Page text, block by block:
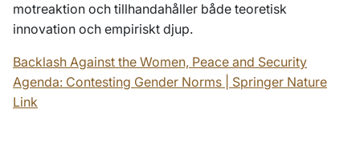
motreaktion och tillhandahåller både teoretisk
innovation och empiriskt djup.
Backlash Against the Women, Peace and Security
Agenda: Contesting Gender Norms | Springer Nature
Link